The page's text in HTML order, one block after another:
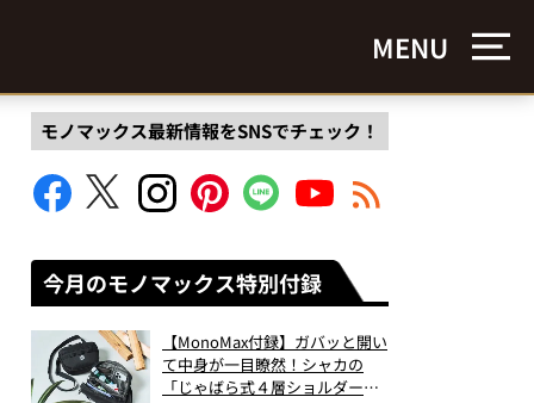
MENU
モノマックス最新情報をSNSでチェック！
今月のモノマックス特別付録
【MonoMax付録】ガバッと開い
て中身が一目瞭然！シャカの
「じゃばら式４層ショルダーバ